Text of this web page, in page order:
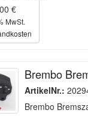
€
MwSt.
Brembo
ArtikelNr.:
Brembo